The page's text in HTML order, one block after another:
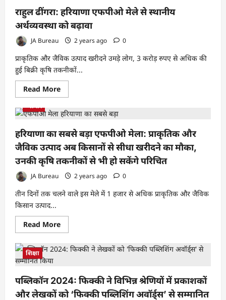
का
ऐलान।
संरक्षण
पर
कृषि
विज्ञान
केंद्रों
महत्वपूर्ण
बैठक
राहुल ढींगरा: हरियाणा एफपीओ मेले से स्थानीय
अर्थव्यवस्था को बढ़ावा
JA Bureau 2 years ago 0
प्राकृतिक और जैविक उत्पाद खरीदने उमड़े लोग, 3 करोड़ रुपए से अधिक की
हुई बिक्री कृषि तकनीकों...
Read MoreRead
more
राहुल
ढींगरा:
एफपीओ
मेले
से
स्थानीय
अर्थव्यवस्था
को
बढ़ावा
व्यापार
हरियाणा का सबसे बड़ा एफपीओ मेला: प्राकृतिक और
जैविक उत्पाद अब किसानों से सीधा खरीदने का मौका,
उनकी कृषि तकनीकों से भी हो सकेंगे परिचित
JA Bureau 2 years ago 0
तीन दिनों तक चलने वाले इस मेले में 1 हजार से अधिक प्राकृतिक और जैविक
किसान उत्पाद...
Read MoreRead
more
हरियाणा
का
मेला:
प्राकृतिक
और
शिक्षा
पब्लिकॉन 2024: फिक्की ने विभिन्न श्रेणियों में प्रकाशकों
और लेखकों को ‘फिक्की पब्लिशिंग अवॉर्ड्स’ से सम्मानित